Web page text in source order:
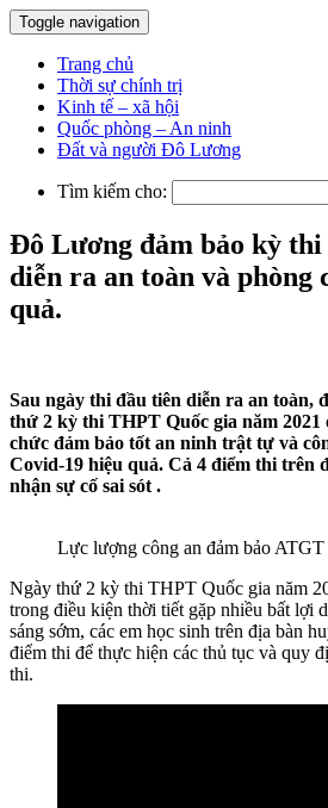
Toggle navigation
Trang chủ
Thời sự chính trị
Kinh tế – xã hội
Quốc phòng – An ninh
Đất và người Đô Lương
Tìm kiếm cho:
Đô Lương đảm bảo kỳ
diễn ra an toàn và phòng
quả.
Sau ngày thi đầu tiên diễn ra an toàn,
thứ 2 kỳ thi THPT Quốc gia năm
chức đảm bảo tốt an ninh trật tự và
Covid-19 hiệu quả. Cả 4 điểm thi trên
nhận sự cố sai sót .
Lực lượng công an đảm bảo
Ngày thứ 2 kỳ thi THPT Quốc gia năm
trong điều kiện thời tiết gặp nhiều bất lợi
sáng sớm, các em học sinh trên địa bàn
điểm thi để thực hiện các thủ tục và quy
thi.